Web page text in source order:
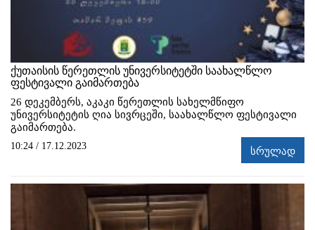
ქუთაისის წერეთლის უნივერსიტეტში საახალწლო
ფესტივალი გაიმართება
26 დეკემბერს, აკაკი წერეთლის სახელმწიფო
უნივერსიტეტის ღია სივრცეში, საახალწლო ფესტივალი
გაიმართება.
10:24 / 17.12.2023 სრულად